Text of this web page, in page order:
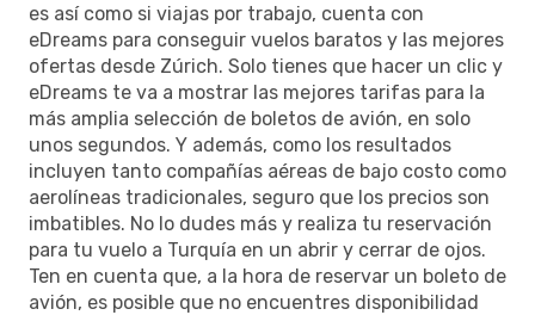
es así como si viajas por trabajo, cuenta con
eDreams para conseguir vuelos baratos y las mejores
ofertas desde Zúrich. Solo tienes que hacer un clic y
eDreams te va a mostrar las mejores tarifas para la
más amplia selección de boletos de avión, en solo
unos segundos. Y además, como los resultados
incluyen tanto compañías aéreas de bajo costo como
aerolíneas tradicionales, seguro que los precios son
imbatibles. No lo dudes más y realiza tu reservación
para tu vuelo a Turquía en un abrir y cerrar de ojos.
Ten en cuenta que, a la hora de reservar un boleto de
avión, es posible que no encuentres disponibilidad